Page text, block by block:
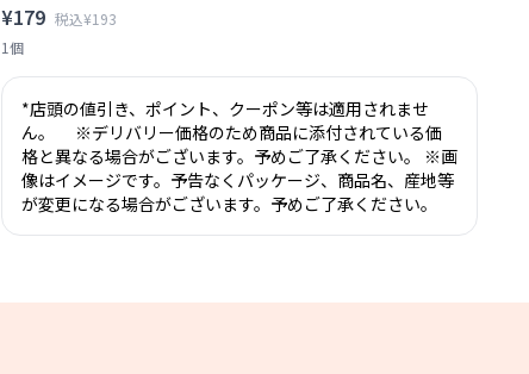
¥179 税込¥193
1個
*店頭の値引き、ポイント、クーポン等は適用されませ
ん。 ※デリバリー価格のため商品に添付されている価
格と異なる場合がございます。予めご了承ください。 ※画
像はイメージです。予告なくパッケージ、商品名、産地等
が変更になる場合がございます。予めご了承ください。